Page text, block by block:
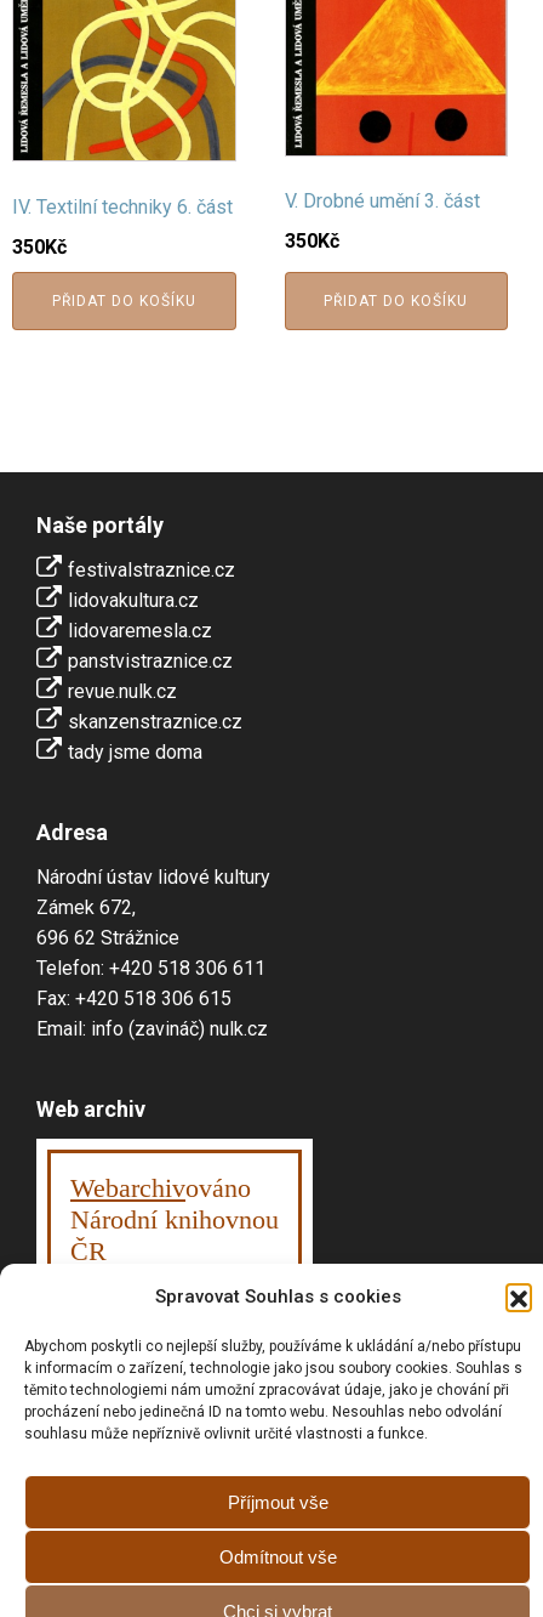
Spravovat Souhlas s cookies
Abychom poskytli co nejlepší služby, používáme k ukládání a/nebo přístupu
k informacím o zařízení, technologie jako jsou soubory cookies. Souhlas s
těmito technologiemi nám umožní zpracovávat údaje, jako je chování při
procházení nebo jedinečná ID na tomto webu. Nesouhlas nebo odvolání
souhlasu může nepříznivě ovlivnit určité vlastnosti a funkce.
Příjmout vše
Odmítnout vše
Chci si vybrat
IV. Textilní techniky 6. část
350Kč
PŘIDAT DO KOŠÍKU
V. Drobné umění 3. část
350Kč
PŘIDAT DO KOŠÍKU
Naše portály
festivalstraznice.cz
lidovakultura.cz
lidovaremesla.cz
panstvistraznice.cz
revue.nulk.cz
skanzenstraznice.cz
tady jsme doma
Adresa
Národní ústav lidové kultury
Zámek 672,
696 62 Strážnice
Telefon: +420 518 306 611
Fax: +420 518 306 615
Email: info (zavináč) nulk.cz
Web archiv
Webarchivováno
Národní knihovnou
ČR
Vyhledávání
Prohlášní o přístupnosti
Zásady cookies (EU)